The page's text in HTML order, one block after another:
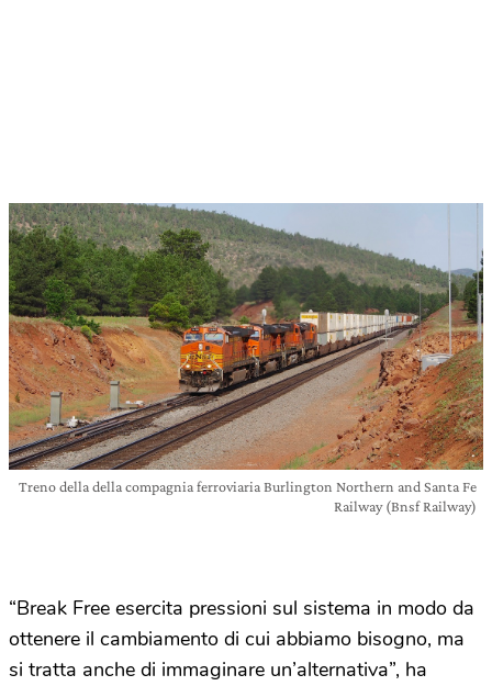
Treno della della compagnia ferroviaria Burlington Northern and Santa Fe
Railway (Bnsf Railway)
“Break Free esercita pressioni sul sistema in modo da
ottenere il cambiamento di cui abbiamo bisogno, ma
si tratta anche di immaginare un’alternativa”, ha